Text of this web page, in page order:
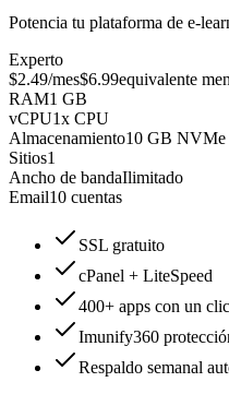
Potencia tu plataforma de e-
Experto
$2.49/mes$6.99equivalente
RAM1 GB
vCPU1x CPU
Almacenamiento10 GB NVMe
Sitios1
Ancho de bandaIlimitado
Email10 cuentas
SSL gratuito
cPanel + LiteSpeed
400+ apps con un clic
Imunify360
Respaldo semanal